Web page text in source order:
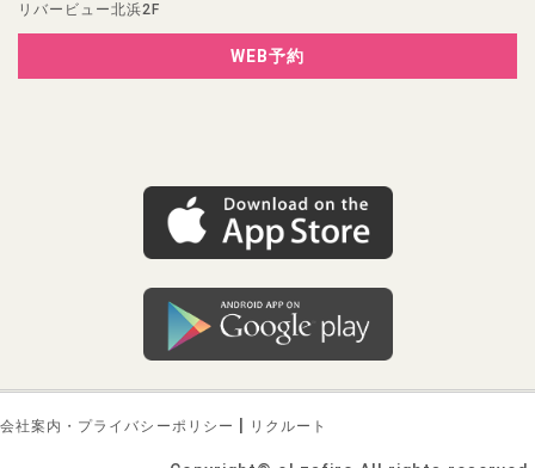
リバービュー北浜2F
WEB予約
会社案内・プライバシーポリシー リクルート